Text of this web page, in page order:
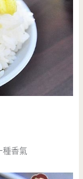
種香氣